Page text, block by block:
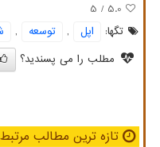
5.0
/ 5
تگها:
اپل , توسعه ,
مطلب را می پسندید؟
تازه ترین مطالب مرتبط